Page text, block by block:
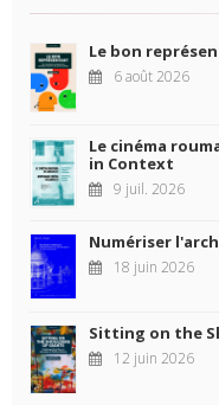
Le bon
6 août 2026
Le cinéma
in Context
9 juil. 2026
Numériser
18 juin 2026
Sitting on the
12 juin 2026